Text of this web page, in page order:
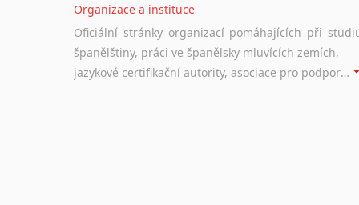
Organizace a instituce
Oficiální stránky organizací pomáhajících při
španělštiny, práci ve španělsky mluvících zemích,
jazykové certifikační autority, asociace pro podporu jazykového vzdělávání ad.